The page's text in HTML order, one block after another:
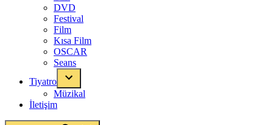
DVD
Festival
Film
Kısa Film
OSCAR
Seans
Tiyatro
Müzikal
İletişim